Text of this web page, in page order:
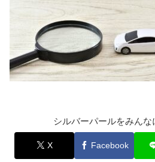
シルバーパールをみんな
X Facebook